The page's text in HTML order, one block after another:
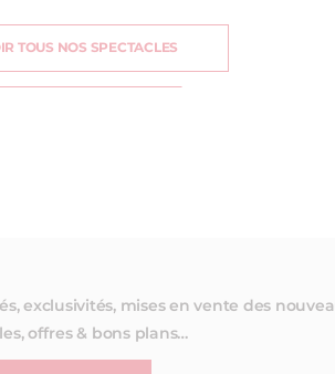
TOUS NOS SPECTACLES
exclusivités, mises en vente des
offres & bons plans…